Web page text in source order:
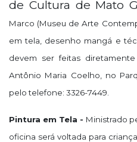
de Cultura de Mato
Marco (Museu de Arte
em tela, desenho mangá e
devem ser feitas
Antônio Maria Coelho, no
pelo telefone: 3326-7449.
Pintura em Tela - Ministrado
oficina será voltada para